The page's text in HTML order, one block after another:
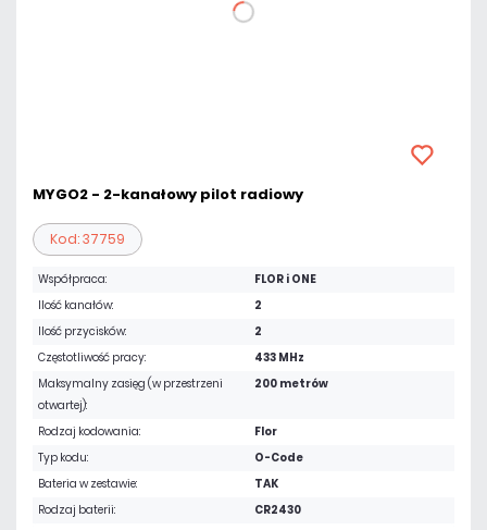
MYGO2 - 2-kanałowy pilot radiowy
Kod: 37759
Współpraca:
FLOR i ONE
Ilość kanałów:
2
Ilość przycisków:
2
Częstotliwość pracy:
433 MHz
Maksymalny zasięg (w przestrzeni
otwartej):
200 metrów
Rodzaj kodowania:
Flor
Typ kodu:
O-Code
Bateria w zestawie:
TAK
Rodzaj baterii:
CR2430